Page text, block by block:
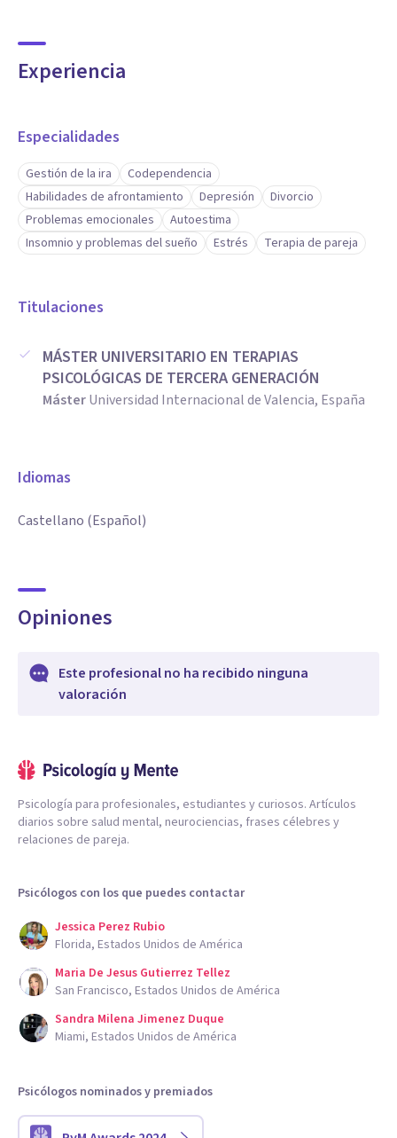
Experiencia
Especialidades
Gestión de la ira
Codependencia
Habilidades de afrontamiento
Depresión
Divorcio
Problemas emocionales
Autoestima
Insomnio y problemas del sueño
Estrés Terapia de pareja
Titulaciones
MÁSTER UNIVERSITARIO EN TERAPIAS
PSICOLÓGICAS DE TERCERA GENERACIÓN
MásterUniversidad Internacional de Valencia, España
Idiomas
Castellano (Español)
Opiniones
Este profesional no ha recibido ninguna
valoración
Psicología para profesionales, estudiantes y curiosos. Artículos
diarios sobre salud mental, neurociencias, frases célebres y
relaciones de pareja.
Psicólogos con los que puedes contactar
Jessica Perez Rubio
Florida, Estados Unidos de América
Maria De Jesus Gutierrez Tellez
San Francisco, Estados Unidos de América
Sandra Milena Jimenez Duque
Miami, Estados Unidos de América
Psicólogos nominados y premiados